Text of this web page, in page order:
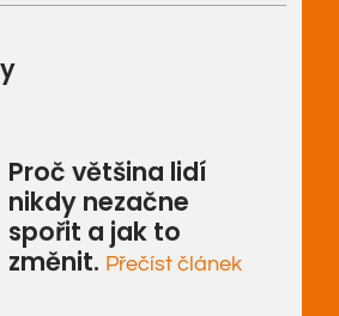
Proč většina lidí
nikdy nezačne
spořit a jak to
změnit. Přečíst článek